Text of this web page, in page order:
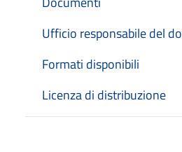
Ufficio responsabile del
Formati disponibili
Licenza di distribuzione